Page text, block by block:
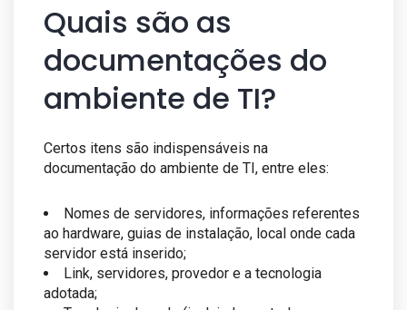
Quais são as
documentações do
ambiente de TI?
Certos itens são indispensáveis na
documentação do ambiente de TI, entre eles:
Nomes de servidores, informações referentes
ao hardware, guias de instalação, local onde cada
servidor está inserido;
Link, servidores, provedor e a tecnologia
adotada;